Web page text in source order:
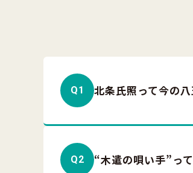
Q1 北条氏照って今の
Q2 “木遣の唄い手”っ